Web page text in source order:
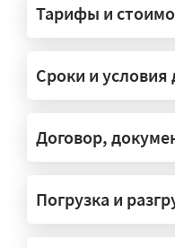
— На тралах
конструкции.
под
Тарифы и
Сроки и условия
Договор,
Погрузка и